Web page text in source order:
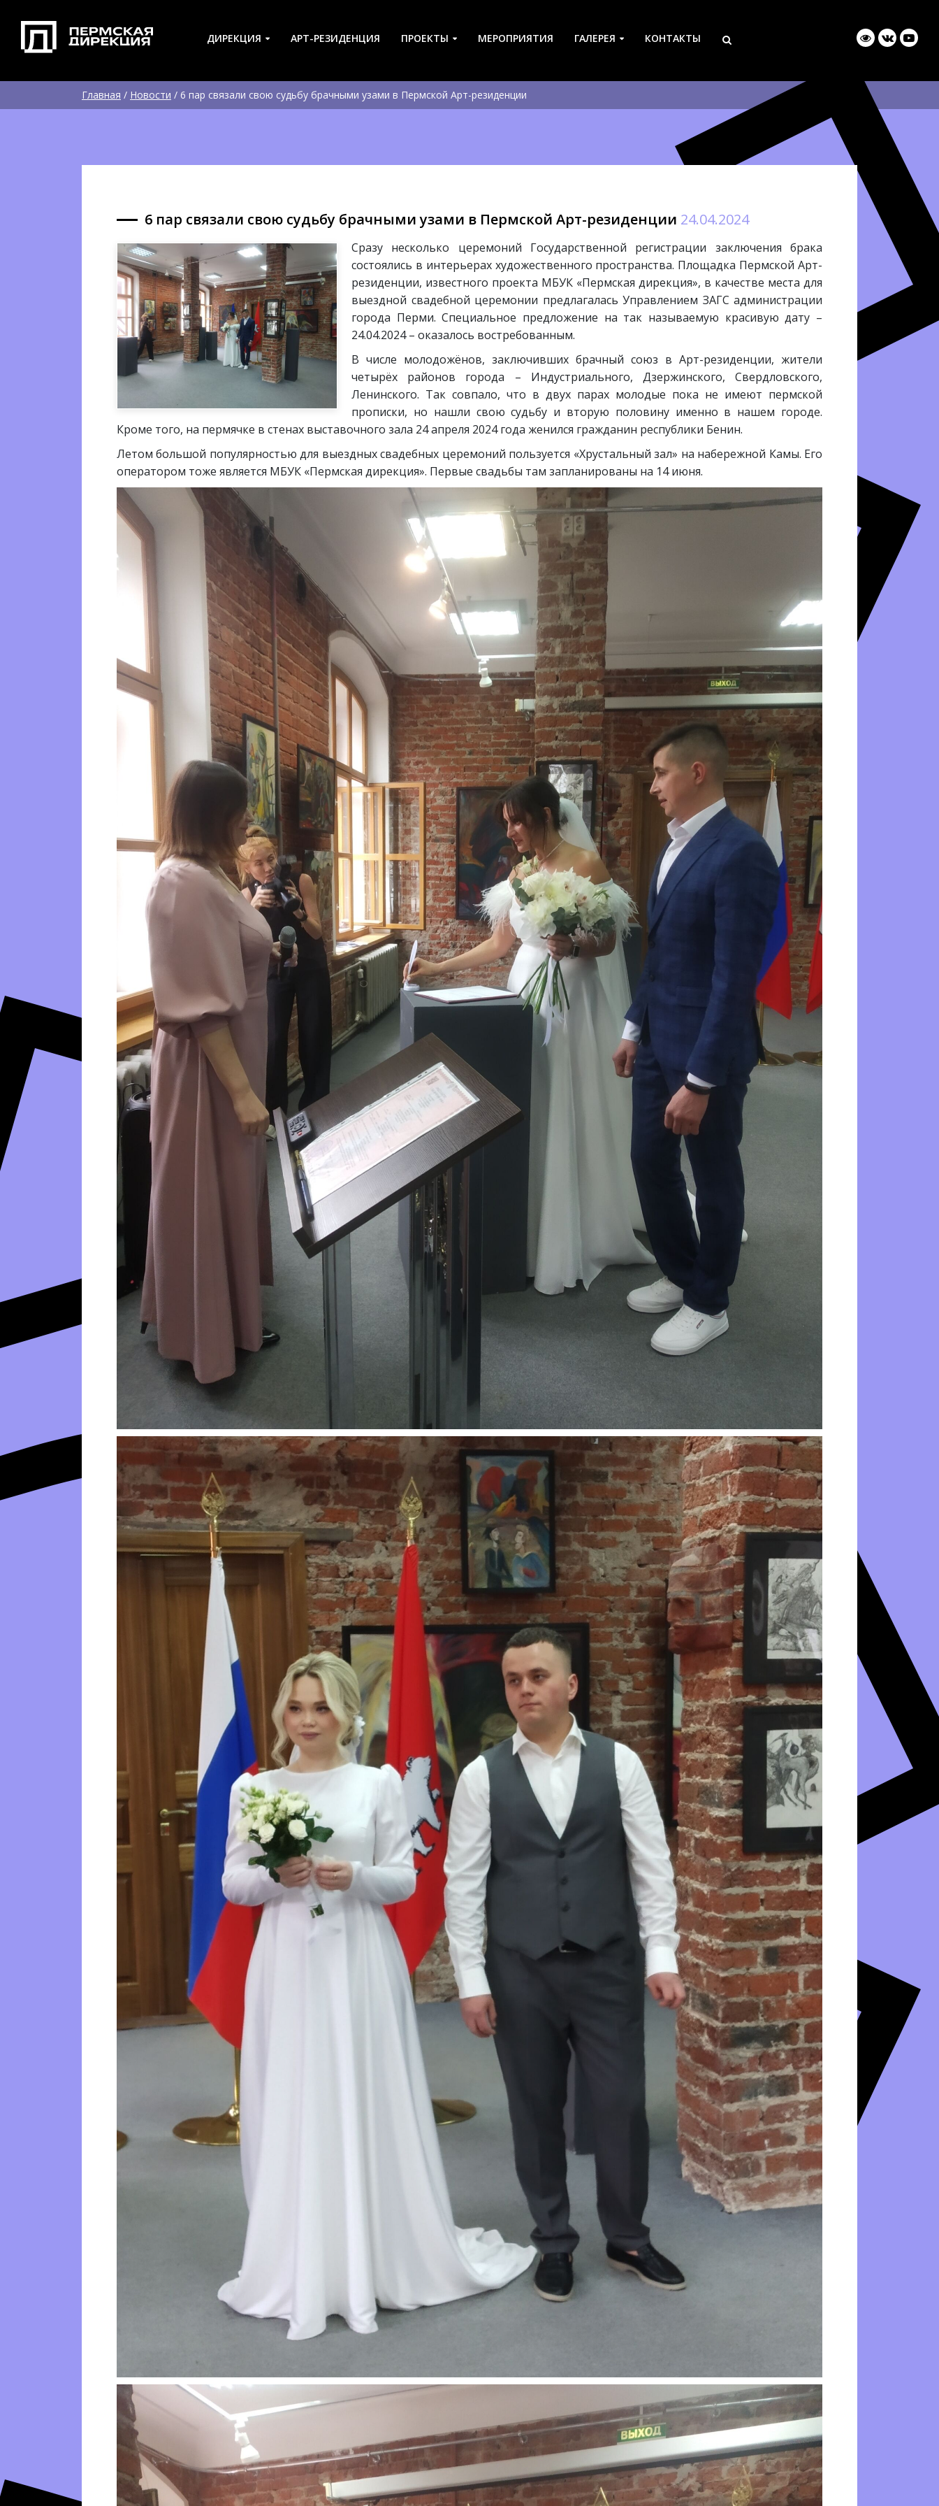
ДИРЕКЦИЯ АРТ-РЕЗИДЕНЦИЯ ПРОЕКТЫ МЕРОПРИЯТИЯ ГАЛЕРЕЯ КОНТАКТЫ
Главная / Новости / 6 пар связали свою судьбу брачными узами в Пермской Арт-резиденции
6 пар связали свою судьбу брачными узами в Пермской Арт-резиденции 24.04.2024
Сразу несколько церемоний Государственной регистрации заключения брака
состоялись в интерьерах художественного пространства. Площадка Пермской Арт-
резиденции, известного проекта МБУК «Пермская дирекция», в качестве места для
выездной свадебной церемонии предлагалась Управлением ЗАГС администрации
города Перми. Специальное предложение на так называемую красивую дату –
24.04.2024 – оказалось востребованным.
В числе молодожёнов, заключивших брачный союз в Арт-резиденции, жители
четырёх районов города – Индустриального, Дзержинского, Свердловского,
Ленинского. Так совпало, что в двух парах молодые пока не имеют пермской
прописки, но нашли свою судьбу и вторую половину именно в нашем городе.
Кроме того, на пермячке в стенах выставочного зала 24 апреля 2024 года женился гражданин республики Бенин.
Летом большой популярностью для выездных свадебных церемоний пользуется «Хрустальный зал» на набережной Камы. Его
оператором тоже является МБУК «Пермская дирекция». Первые свадьбы там запланированы на 14 июня.